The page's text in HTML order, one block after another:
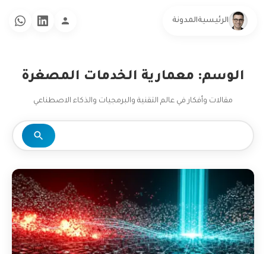
الرئيسيةالمدونة
الوسم: معمارية الخدمات المصغرة
مقالات وأفكار في عالم التقنية والبرمجيات والذكاء الاصطناعي